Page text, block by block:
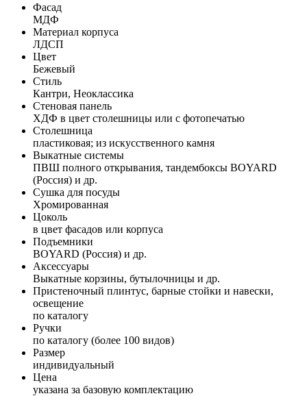
Фасад
МДФ
Материал корпуса
ЛДСП
Цвет
Бежевый
Стиль
Кантри, Неоклассика
Стеновая панель
ХДФ в цвет столешницы или с фотопечатью
Столешница
пластиковая; из искусственного камня
Выкатные системы
ПВШ полного открывания, тандембоксы BOYARD
(Россия) и др.
Сушка для посуды
Хромированная
Цоколь
в цвет фасадов или корпуса
Подъемники
BOYARD (Россия) и др.
Аксессуары
Выкатные корзины, бутылочницы и др.
Пристеночный плинтус, барные стойки и навески,
освещение
по каталогу
Ручки
по каталогу (более 100 видов)
Размер
индивидуальный
Цена
указана за базовую комплектацию